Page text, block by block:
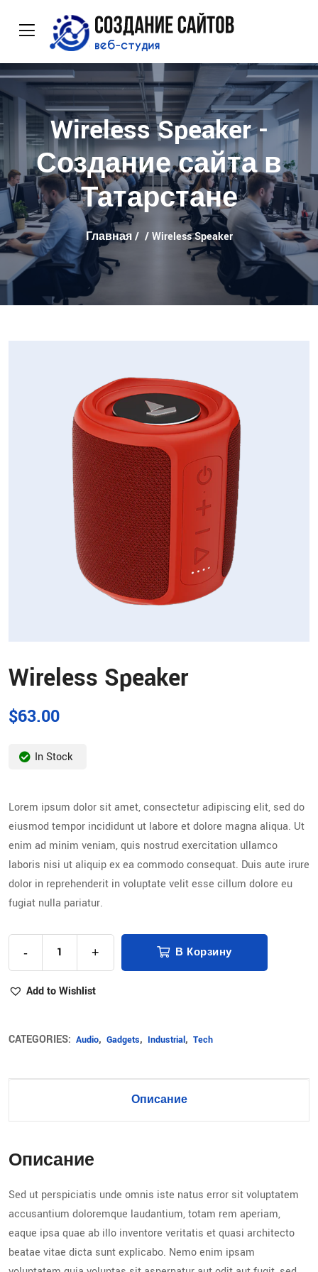
Wireless Speaker -
Создание сайта в
Татарстане
Главная/ / Wireless Speaker
Wireless Speaker
$63.00
In Stock
Lorem ipsum dolor sit amet, consectetur adipiscing elit, sed do
eiusmod tempor incididunt ut labore et dolore magna aliqua. Ut
enim ad minim veniam, quis nostrud exercitation ullamco
laboris nisi ut aliquip ex ea commodo consequat. Duis aute irure
dolor in reprehenderit in voluptate velit esse cillum dolore eu
fugiat nulla pariatur.
- + В Корзину
Add to Wishlist
CATEGORIES: Audio, Gadgets, Industrial, Tech
Описание
Описание
Sed ut perspiciatis unde omnis iste natus error sit voluptatem
accusantium doloremque laudantium, totam rem aperiam,
eaque ipsa quae ab illo inventore veritatis et quasi architecto
beatae vitae dicta sunt explicabo. Nemo enim ipsam